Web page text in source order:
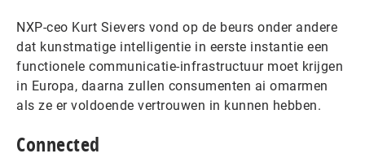
NXP-ceo Kurt Sievers vond op de beurs onder andere
dat kunstmatige intelligentie in eerste instantie een
functionele communicatie-infrastructuur moet krijgen
in Europa, daarna zullen consumenten ai omarmen
als ze er voldoende vertrouwen in kunnen hebben.
Connected